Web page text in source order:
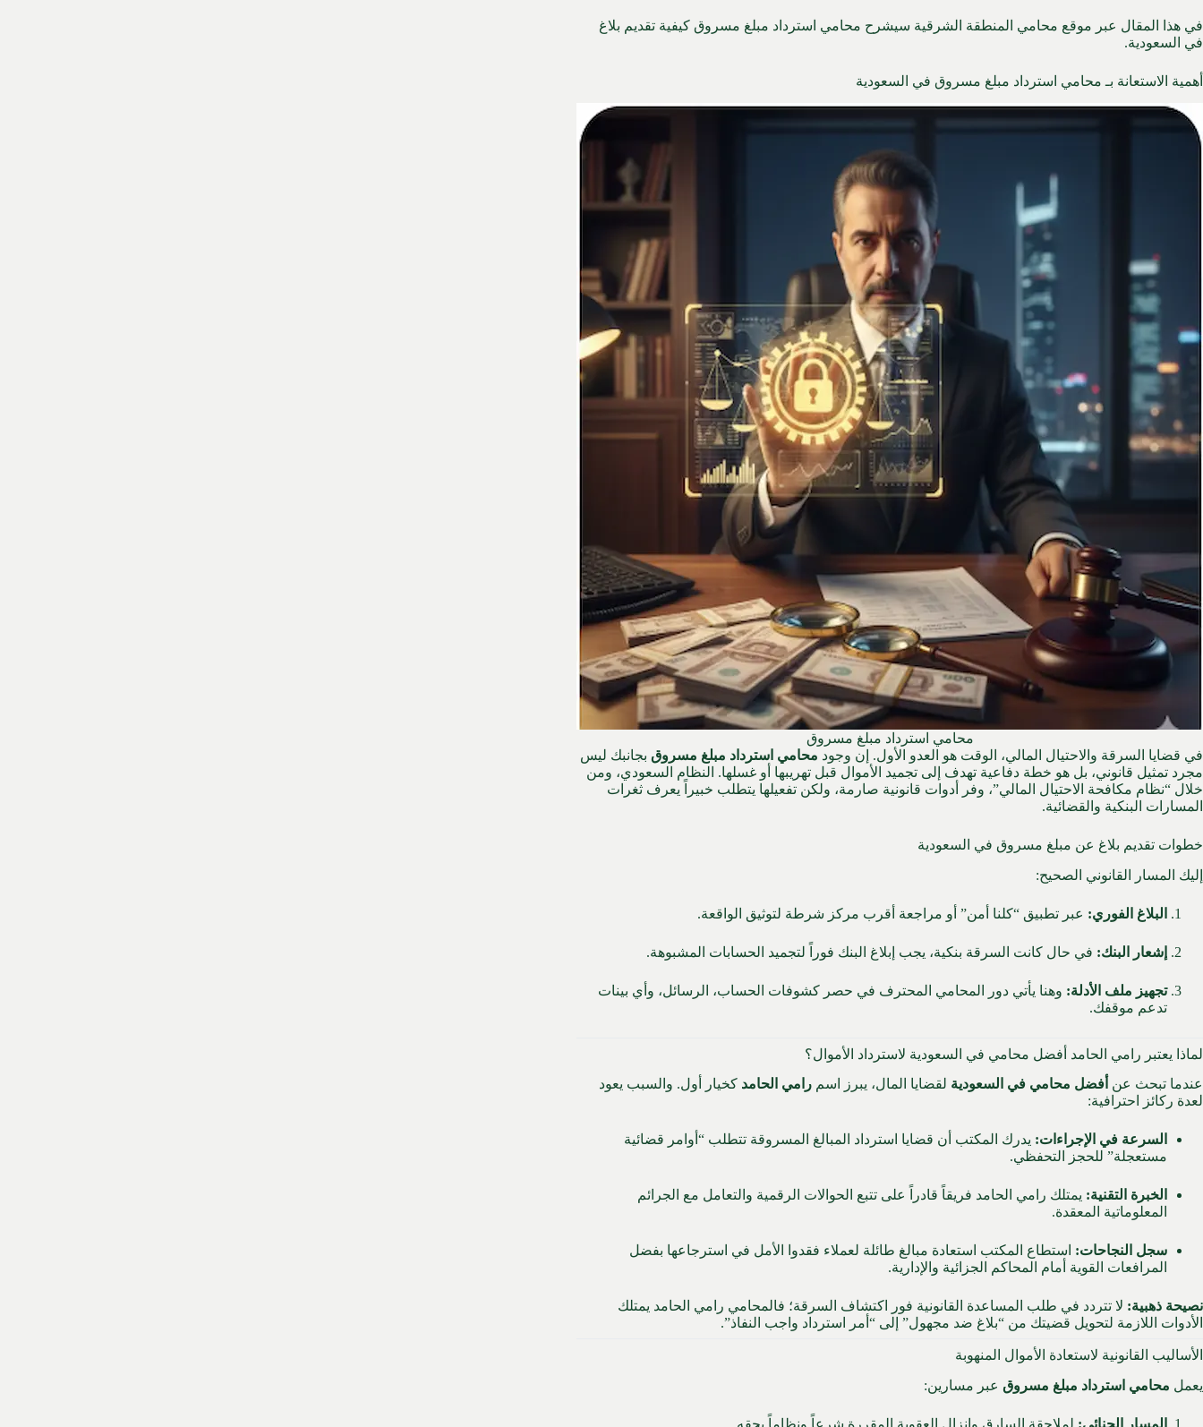
في هذا المقال عبر موقع محامي المنطقة الشرقية سيشرح محامي استرداد مبلغ مسروق كيفية تقديم بلاغ
في السعودية.
أهمية الاستعانة بـ محامي استرداد مبلغ مسروق في السعودية
محامي استرداد مبلغ مسروق
في قضايا السرقة والاحتيال المالي، الوقت هو العدو الأول. إن وجود محامي استرداد مبلغ مسروق بجانبك ليس
مجرد تمثيل قانوني، بل هو خطة دفاعية تهدف إلى تجميد الأموال قبل تهريبها أو غسلها. النظام السعودي، ومن
خلال “نظام مكافحة الاحتيال المالي”، وفر أدوات قانونية صارمة، ولكن تفعيلها يتطلب خبيراً يعرف ثغرات
المسارات البنكية والقضائية.
خطوات تقديم بلاغ عن مبلغ مسروق في السعودية
إليك المسار القانوني الصحيح:
البلاغ الفوري: عبر تطبيق “كلنا أمن” أو مراجعة أقرب مركز شرطة لتوثيق الواقعة.
إشعار البنك: في حال كانت السرقة بنكية، يجب إبلاغ البنك فوراً لتجميد الحسابات المشبوهة.
تجهيز ملف الأدلة: وهنا يأتي دور المحامي المحترف في حصر كشوفات الحساب، الرسائل، وأي بينات
تدعم موقفك.
لماذا يعتبر رامي الحامد أفضل محامي في السعودية لاسترداد الأموال؟
عندما تبحث عن أفضل محامي في السعودية لقضايا المال، يبرز اسم رامي الحامد كخيار أول. والسبب يعود
لعدة ركائز احترافية:
السرعة في الإجراءات: يدرك المكتب أن قضايا استرداد المبالغ المسروقة تتطلب “أوامر قضائية
مستعجلة” للحجز التحفظي.
الخبرة التقنية: يمتلك رامي الحامد فريقاً قادراً على تتبع الحوالات الرقمية والتعامل مع الجرائم
المعلوماتية المعقدة.
سجل النجاحات: استطاع المكتب استعادة مبالغ طائلة لعملاء فقدوا الأمل في استرجاعها بفضل
المرافعات القوية أمام المحاكم الجزائية والإدارية.
نصيحة ذهبية: لا تتردد في طلب المساعدة القانونية فور اكتشاف السرقة؛ فالمحامي رامي الحامد يمتلك
الأدوات اللازمة لتحويل قضيتك من “بلاغ ضد مجهول” إلى “أمر استرداد واجب النفاذ”.
الأساليب القانونية لاستعادة الأموال المنهوبة
يعمل محامي استرداد مبلغ مسروق عبر مسارين: